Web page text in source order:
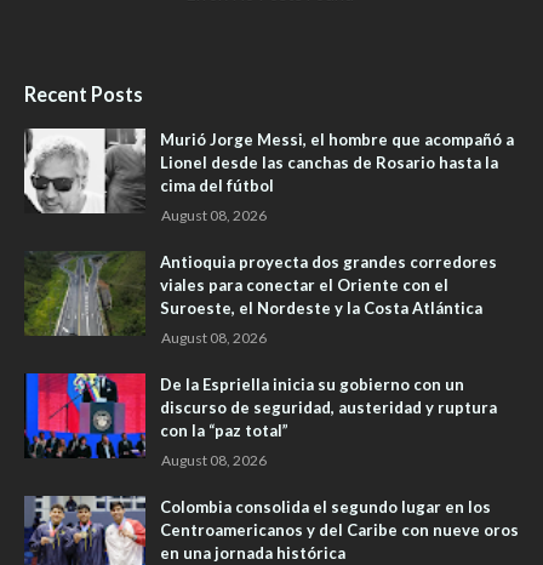
Recent Posts
Murió Jorge Messi, el hombre que acompañó a
Lionel desde las canchas de Rosario hasta la
cima del fútbol
August 08, 2026
Antioquia proyecta dos grandes corredores
viales para conectar el Oriente con el
Suroeste, el Nordeste y la Costa Atlántica
August 08, 2026
De la Espriella inicia su gobierno con un
discurso de seguridad, austeridad y ruptura
con la “paz total”
August 08, 2026
Colombia consolida el segundo lugar en los
Centroamericanos y del Caribe con nueve oros
en una jornada histórica